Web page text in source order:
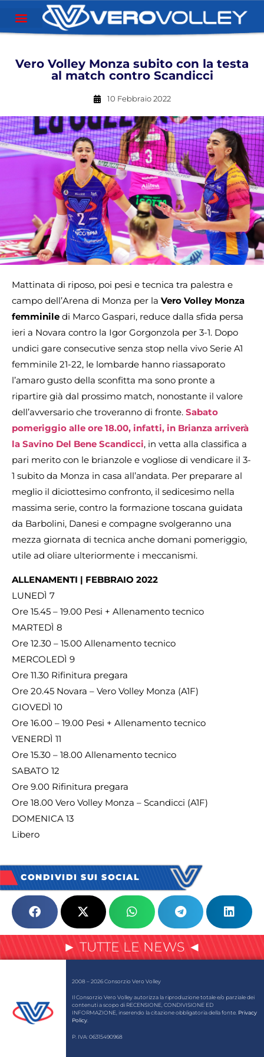
Vero Volley Monza subito con la testa
al match contro Scandicci
10 Febbraio 2022
Mattinata di riposo, poi pesi e tecnica tra palestra e
campo dell’Arena di Monza per la Vero Volley Monza
femminile di Marco Gaspari, reduce dalla sfida persa
ieri a Novara contro la Igor Gorgonzola per 3-1. Dopo
undici gare consecutive senza stop nella vivo Serie A1
femminile 21-22, le lombarde hanno riassaporato
l’amaro gusto della sconfitta ma sono pronte a
ripartire già dal prossimo match, nonostante il valore
dell’avversario che troveranno di fronte. Sabato
pomeriggio alle ore 18.00, infatti, in Brianza arriverà
la Savino Del Bene Scandicci, in vetta alla classifica a
pari merito con le brianzole e vogliose di vendicare il 3-
1 subito da Monza in casa all’andata. Per preparare al
meglio il diciottesimo confronto, il sedicesimo nella
massima serie, contro la formazione toscana guidata
da Barbolini, Danesi e compagne svolgeranno una
mezza giornata di tecnica anche domani pomeriggio,
utile ad oliare ulteriormente i meccanismi.
ALLENAMENTI | FEBBRAIO 2022
LUNEDÌ 7
Ore 15.45 – 19.00 Pesi + Allenamento tecnico
MARTEDÌ 8
Ore 12.30 – 15.00 Allenamento tecnico
MERCOLEDÌ 9
Ore 11.30 Rifinitura pregara
Ore 20.45 Novara – Vero Volley Monza (A1F)
GIOVEDÌ 10
Ore 16.00 – 19.00 Pesi + Allenamento tecnico
VENERDÌ 11
Ore 15.30 – 18.00 Allenamento tecnico
SABATO 12
Ore 9.00 Rifinitura pregara
Ore 18.00 Vero Volley Monza – Scandicci (A1F)
DOMENICA 13
Libero
CONDIVIDI SUI SOCIAL
► TUTTE LE NEWS ◄
2008 – 2026 Consorzio Vero Volley
Il Consorzio Vero Volley autorizza la riproduzione totale e/o parziale dei
contenuti a scopo di RECENSIONE, CONDIVISIONE ED
INFORMAZIONE, inserendo la citazione obbligatoria della fonte. Privacy
Policy
P. IVA: 06315490968